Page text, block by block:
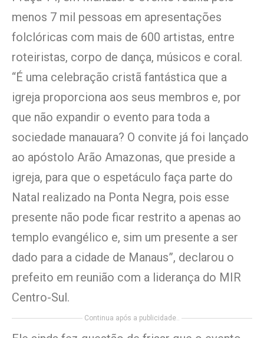
menos 7 mil pessoas em apresentações
folclóricas com mais de 600 artistas, entre
roteiristas, corpo de dança, músicos e coral.
“É uma celebração cristã fantástica que a
igreja proporciona aos seus membros e, por
que não expandir o evento para toda a
sociedade manauara? O convite já foi lançado
ao apóstolo Arão Amazonas, que preside a
igreja, para que o espetáculo faça parte do
Natal realizado na Ponta Negra, pois esse
presente não pode ficar restrito a apenas ao
templo evangélico e, sim um presente a ser
dado para a cidade de Manaus”, declarou o
prefeito em reunião com a liderança do MIR
Centro-Sul.
Continua após a publicidade..